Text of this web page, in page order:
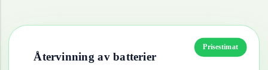
Prisestimat
Återvinning av batterier